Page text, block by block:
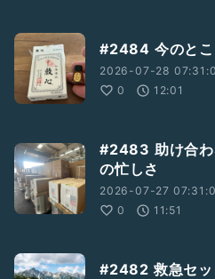
#2484 今のとこ
2026-07-28
0
12:01
#2483 助け合わ
の忙しさ
2026-07-27
0
11:51
#2482 救急セ